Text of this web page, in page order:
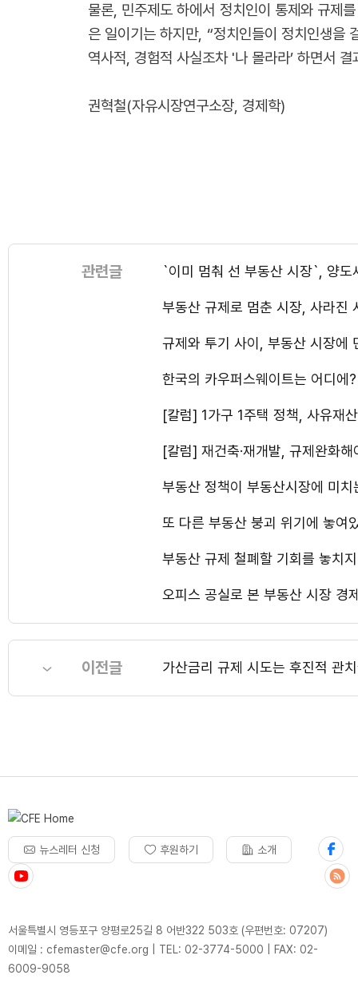
물론, 민주제도 하에서 정치인이 통제와 규제
은 일이기는 하지만, “정치인들이 정치인생을
역사적, 경험적 사실조차 '나 몰라라’ 하면서
권혁철(자유시장연구소장, 경제학)
관련글 `이미 멈춰 선 부동산 시장`, 양도
부동산 규제로 멈춘 시장, 사라진
규제와 투기 사이, 부동산 시장에
한국의 카우퍼스웨이트는 어디에?
[칼럼] 1가구 1주택 정책, 사유재
[칼럼] 재건축·재개발, 규제완화
부동산 정책이 부동산시장에 미치
또 다른 부동산 붕괴 위기에 놓여
부동산 규제 철폐할 기회를 놓치
오피스 공실로 본 부동산 시장 경
이전글 가산금리 규제 시도는 후진적 관
뉴스레터 신청 후원하기 소개
서울특별시 영등포구 양평로25길 8 어반322 503호 (우편번호: 07207)
이메일 : cfemaster@cfe.org
TEL: 02-3774-5000
FAX: 02-
6009-9058